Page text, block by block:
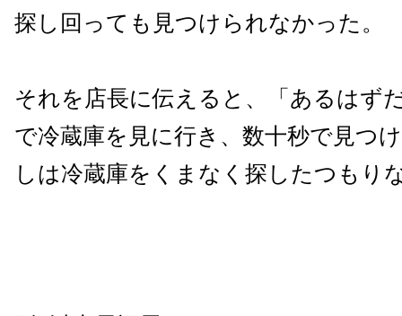
探し回っても見つけられなかった。
それを店長に伝えると、「あるはず
で冷蔵庫を見に行き、数十秒で見つ
しは冷蔵庫をくまなく探したつもり